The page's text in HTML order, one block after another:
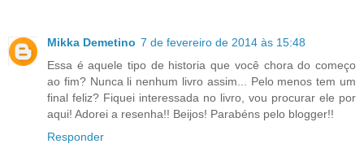
Mikka Demetino 7 de fevereiro de 2014 às 15:48
Essa é aquele tipo de historia que você chora do começo
ao fim? Nunca li nenhum livro assim... Pelo menos tem um
final feliz? Fiquei interessada no livro, vou procurar ele por
aqui! Adorei a resenha!! Beijos! Parabéns pelo blogger!!
Responder